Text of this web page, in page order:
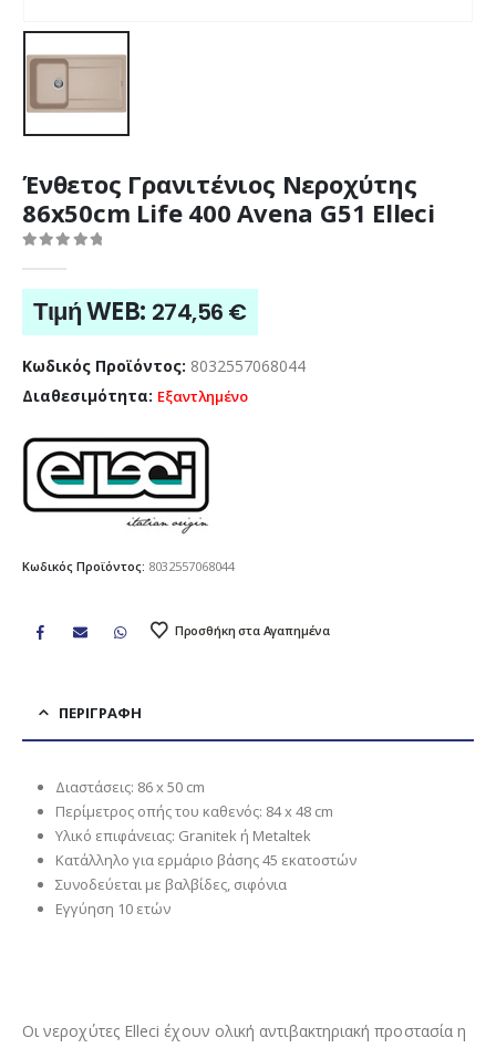
Ένθετος Γρανιτένιος Νεροχύτης
86x50cm Life 400 Avena G51 Elleci
Τιμή WEB: 274,56 €
Κωδικός Προϊόντος: 8032557068044
Διαθεσιμότητα: Εξαντλημένο
Κωδικός Προϊόντος: 8032557068044
Προσθήκη στα Αγαπημένα
ΠΕΡΙΓΡΑΦΉ
Διαστάσεις: 86 x 50 cm
Περίμετρος οπής του καθενός: 84 x 48 cm
Υλικό επιφάνειας: Granitek ή Metaltek
Κατάλληλο για ερμάριο βάσης 45 εκατοστών
Συνοδεύεται με βαλβίδες, σιφόνια
Εγγύηση 10 ετών
Οι νεροχύτες Elleci έχουν ολική αντιβακτηριακή προστασία η